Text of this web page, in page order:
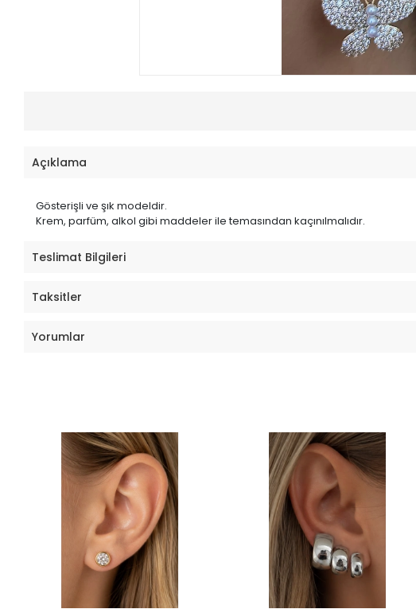
Açıklama
Gösterişli ve şık modeldir.
Krem, parfüm, alkol gibi maddeler ile temasından kaçınılmalıdır.
Teslimat Bilgileri
Taksitler
Yorumlar